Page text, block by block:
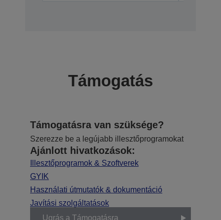
Támogatás
Támogatásra van szüksége?
Szerezze be a legújabb illesztőprogramokat
Ajánlott hivatkozások:
Illesztőprogramok & Szoftverek
GYIK
Használati útmutatók & dokumentáció
Javítási szolgáltatások
Ugrás a Támogatásra